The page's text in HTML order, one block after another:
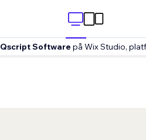
Qscript Software på Wix Studio,